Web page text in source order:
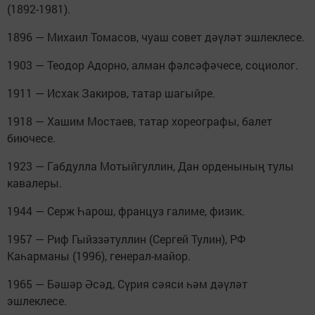
(1892-1981).
1896 — Михаил Томасов, чуаш совет дәүләт эшлеклесе.
1903 — Теодор Адорно, алман фәлсәфәчесе, социолог.
1911 — Исхак Закиров, татар шагыйре.
1918 — Хашим Мостаев, татар хореографы, балет
биючесе.
1923 — Габдулла Мотыйгуллин, Дан орденының тулы
кавалеры.
1944 — Серж Һарош, француз галиме, физик.
1957 — Риф Гыйззәтуллин (Сергей Тулин), РФ
Каһарманы (1996), генерал-майор.
1965 — Бәшәр Әсәд, Сүрия сәяси һәм дәүләт
эшлеклесе.